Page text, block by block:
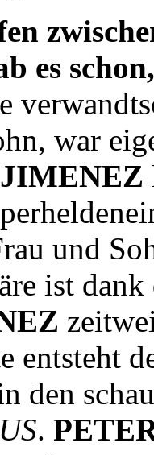
es
war
und
ist
entsteht
den
.